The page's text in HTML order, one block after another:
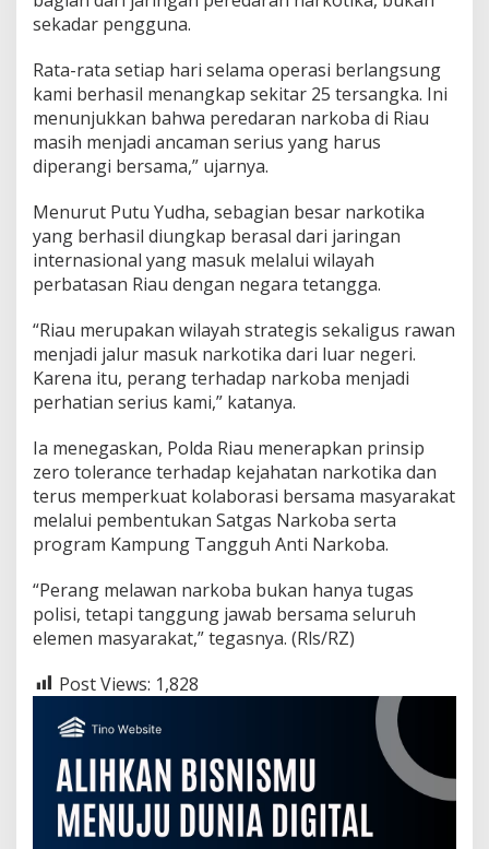
sekadar pengguna.
Rata-rata setiap hari selama operasi berlangsung
kami berhasil menangkap sekitar 25 tersangka. Ini
menunjukkan bahwa peredaran narkoba di Riau
masih menjadi ancaman serius yang harus
diperangi bersama,” ujarnya.
Menurut Putu Yudha, sebagian besar narkotika
yang berhasil diungkap berasal dari jaringan
internasional yang masuk melalui wilayah
perbatasan Riau dengan negara tetangga.
“Riau merupakan wilayah strategis sekaligus rawan
menjadi jalur masuk narkotika dari luar negeri.
Karena itu, perang terhadap narkoba menjadi
perhatian serius kami,” katanya.
Ia menegaskan, Polda Riau menerapkan prinsip
zero tolerance terhadap kejahatan narkotika dan
terus memperkuat kolaborasi bersama masyarakat
melalui pembentukan Satgas Narkoba serta
program Kampung Tangguh Anti Narkoba.
“Perang melawan narkoba bukan hanya tugas
polisi, tetapi tanggung jawab bersama seluruh
elemen masyarakat,” tegasnya. (Rls/RZ)
Post Views: 1,828